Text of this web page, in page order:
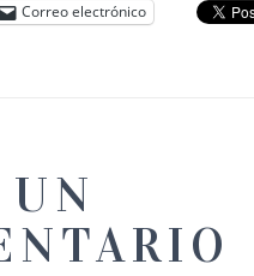
Correo electrónico